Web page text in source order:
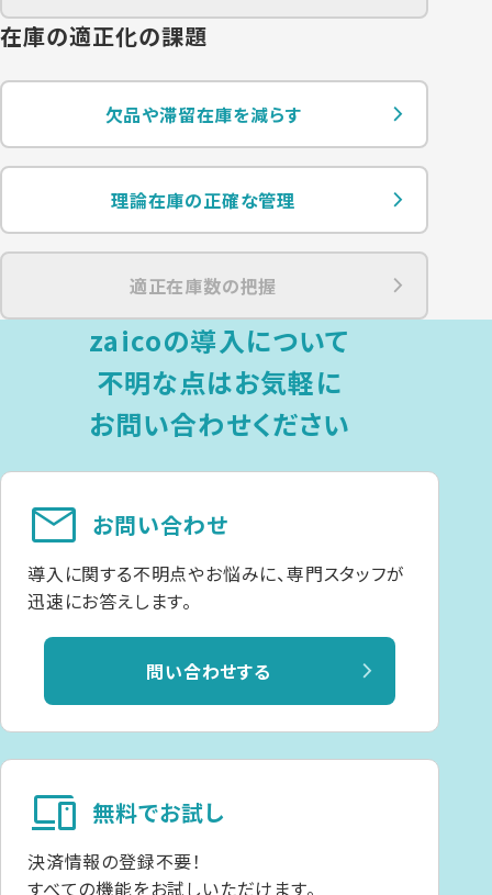
在庫の適正化の課題
欠品や滞留在庫を減らす
理論在庫の正確な管理
適正在庫数の把握
zaicoの導入について
不明な点はお気軽に
お問い合わせください
お問い合わせ
mail
導入に関する不明点やお悩みに、専門スタッフが
迅速にお答えします。
問い合わせする
無料でお試し
devices
決済情報の登録不要！
すべての機能をお試しいただけます。